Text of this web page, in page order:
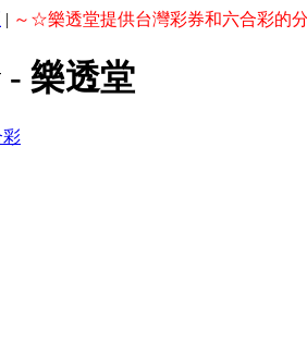
| ～☆樂透堂提供台灣彩券和六合彩的
- 樂透堂